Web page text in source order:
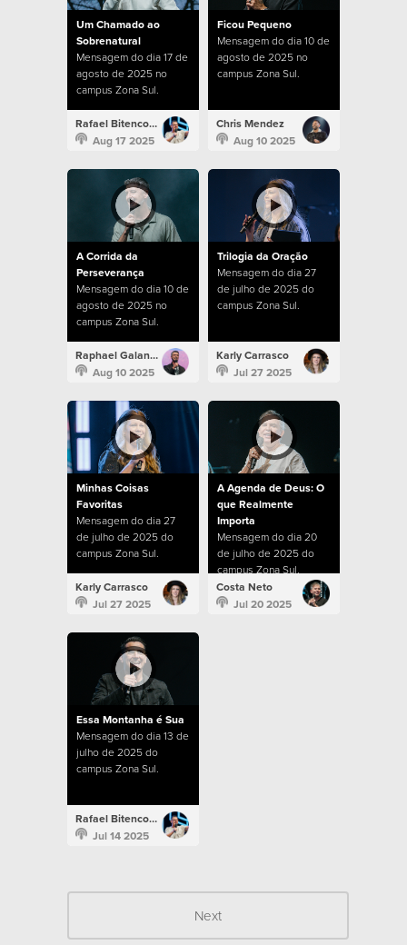
Um Chamado ao
Sobrenatural
Mensagem do dia 17 de
agosto de 2025 no
campus Zona Sul.
Rafael Bitencourt
Aug 17 2025
Ficou Pequeno
Mensagem do dia 10 de
agosto de 2025 no
campus Zona Sul.
Chris Mendez
Aug 10 2025
A Corrida da
Perseverança
Mensagem do dia 10 de
agosto de 2025 no
campus Zona Sul.
Raphael Galante
Aug 10 2025
Trilogia da Oração
Mensagem do dia 27
de julho de 2025 do
campus Zona Sul.
Karly Carrasco
Jul 27 2025
Minhas Coisas
Favoritas
Mensagem do dia 27
de julho de 2025 do
campus Zona Sul.
Karly Carrasco
Jul 27 2025
A Agenda de Deus: O
que Realmente
Importa
Mensagem do dia 20
de julho de 2025 do
campus Zona Sul.
Costa Neto
Jul 20 2025
Essa Montanha é Sua
Mensagem do dia 13 de
julho de 2025 do
campus Zona Sul.
Rafael Bitencourt
Jul 14 2025
Next